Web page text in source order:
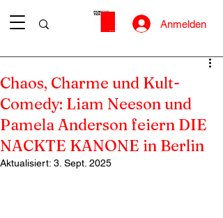
Anmelden
Chaos, Charme und Kult-
Comedy: Liam Neeson und
Pamela Anderson feiern DIE
NACKTE KANONE in Berlin
Aktualisiert: 3. Sept. 2025